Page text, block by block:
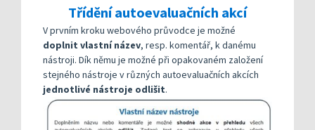
Třídění autoevaluačních akcí
V prvním kroku webového průvodce je možné
doplnit vlastní název, resp. komentář, k danému
nástroji. Dík němu je možné při opakovaném založení
stejného nástroje v různých autoevaluačních akcích
jednotlivé nástroje odlišit.